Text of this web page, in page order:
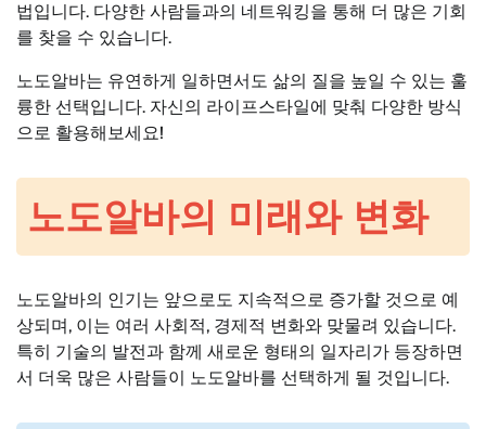
법입니다. 다양한 사람들과의 네트워킹을 통해 더 많은 기회
를 찾을 수 있습니다.
노도알바는 유연하게 일하면서도 삶의 질을 높일 수 있는 훌
륭한 선택입니다. 자신의 라이프스타일에 맞춰 다양한 방식
으로 활용해보세요!
노도알바의 미래와 변화
노도알바의 인기는 앞으로도 지속적으로 증가할 것으로 예
상되며, 이는 여러 사회적, 경제적 변화와 맞물려 있습니다.
특히 기술의 발전과 함께 새로운 형태의 일자리가 등장하면
서 더욱 많은 사람들이 노도알바를 선택하게 될 것입니다.